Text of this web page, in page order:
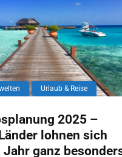
Urlaub & Reise
2025 –
lohnen sich
Jahr ganz